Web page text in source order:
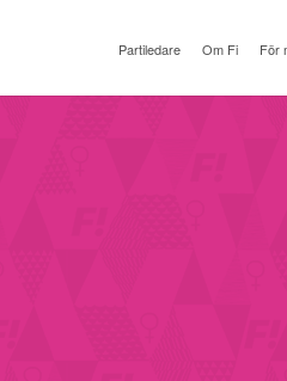
Partiledare Om Fi För